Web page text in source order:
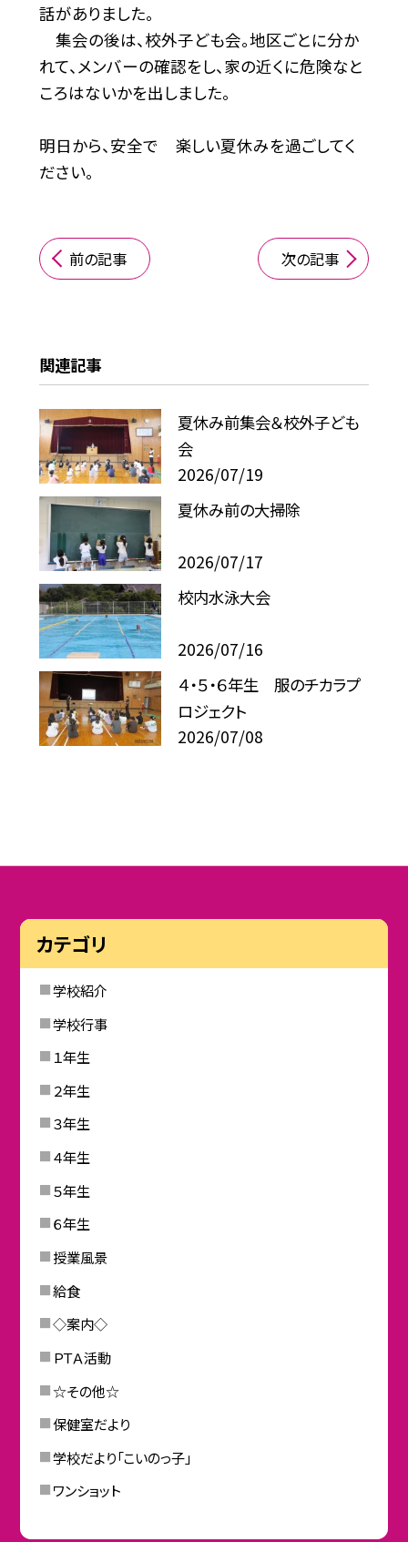
話がありました。
集会の後は、校外子ども会。地区ごとに分か
れて、メンバーの確認をし、家の近くに危険なと
ころはないかを出しました。
明日から、安全で 楽しい夏休みを過ごしてく
ださい。
前の記事 次の記事
関連記事
夏休み前集会＆校外子ども
会
2026/07/19
夏休み前の大掃除
2026/07/17
校内水泳大会
2026/07/16
４・５・６年生 服のチカラプ
ロジェクト
2026/07/08
カテゴリ
学校紹介
学校行事
１年生
２年生
３年生
４年生
５年生
６年生
授業風景
給食
◇案内◇
ＰＴＡ活動
☆その他☆
保健室だより
学校だより「こいのっ子」
ワンショット